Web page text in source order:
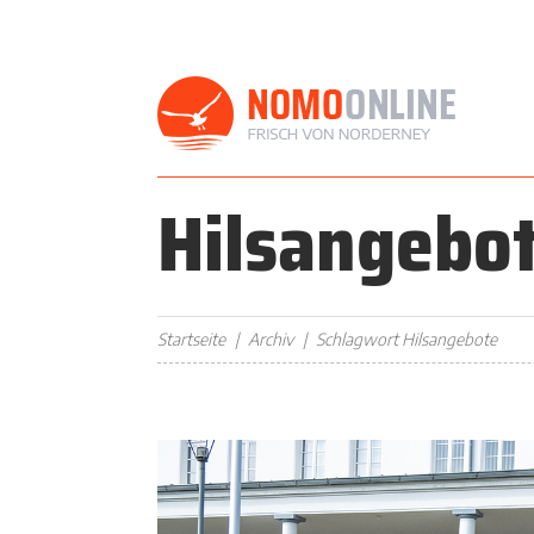
Startseite Archiv Schlagwort Hilsangebote